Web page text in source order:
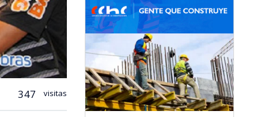
347 visitas